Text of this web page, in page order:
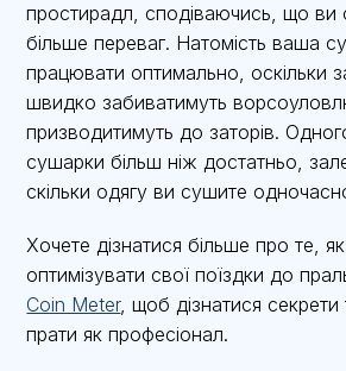
простирадл, сподіваючись, що ви
більше переваг. Натомість ваша
працювати оптимально, оскільки
швидко забиватимуть
призводитимуть до заторів.
сушарки більш ніж достатньо,
скільки одягу ви сушите
Хочете дізнатися більше про те,
оптимізувати свої поїздки до
Coin Meter, щоб дізнатися
прати як професіонал.